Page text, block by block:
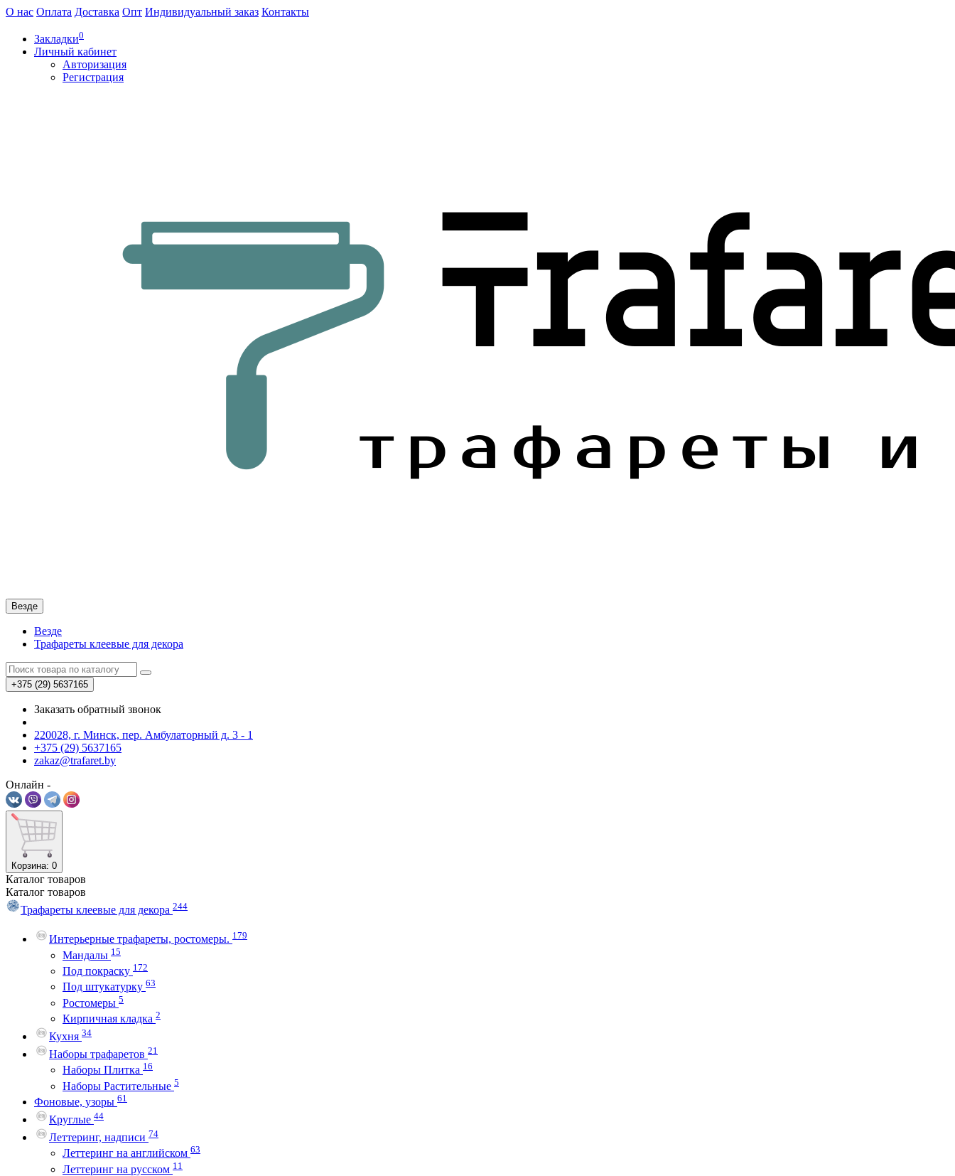
О нас Оплата Доставка Опт Индивидуальный заказ Контакты
Закладки0
Личный кабинет
Авторизация
Регистрация
Везде
Везде
Трафареты клеевые для декора
+375 (29) 5637165
Заказать обратный звонок
220028, г. Минск, пер. Амбулаторный д. 3 - 1
+375 (29) 5637165
zakaz@trafaret.by
Онлайн -
Корзина: 0
Каталог товаров
Каталог товаров
Трафареты клеевые для декора 244
Интерьерные трафареты, ростомеры. 179
Мандалы 15
Под покраску 172
Под штукатурку 63
Ростомеры 5
Кирпичная кладка 2
Кухня 34
Наборы трафаретов 21
Наборы Плитка 16
Наборы Растительные 5
Фоновые, узоры 61
Круглые 44
Леттеринг, надписи 74
Леттеринг на английском 63
Леттеринг на русском 11